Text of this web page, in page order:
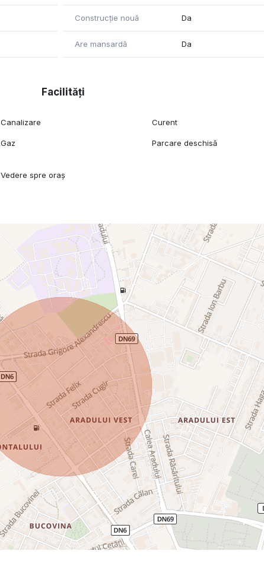
Construcție nouă Da
Are mansardă Da
Facilități
Canalizare Curent
Gaz Parcare deschisă
Vedere spre oraș